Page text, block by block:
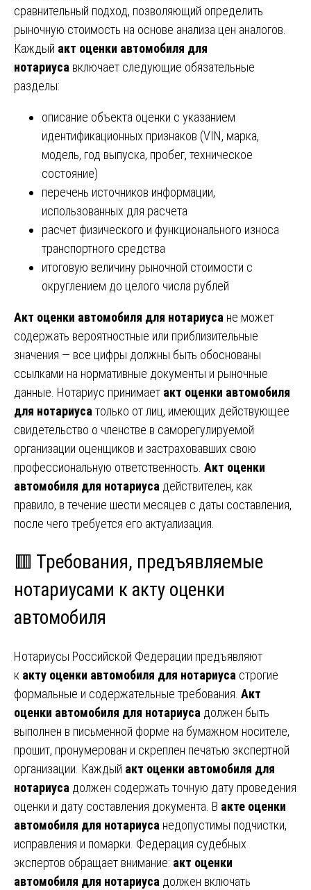
сравнительный подход, позволяющий определить
рыночную стоимость на основе анализа цен аналогов.
Каждый акт оценки автомобиля для
нотариуса включает следующие обязательные
разделы:
описание объекта оценки с указанием
идентификационных признаков (VIN, марка,
модель, год выпуска, пробег, техническое
состояние)
перечень источников информации,
использованных для расчета
расчет физического и функционального износа
транспортного средства
итоговую величину рыночной стоимости с
округлением до целого числа рублей
Акт оценки автомобиля для нотариуса не может
содержать вероятностные или приблизительные
значения — все цифры должны быть обоснованы
ссылками на нормативные документы и рыночные
данные. Нотариус принимает акт оценки автомобиля
для нотариуса только от лиц, имеющих действующее
свидетельство о членстве в саморегулируемой
организации оценщиков и застраховавших свою
профессиональную ответственность. Акт оценки
автомобиля для нотариуса действителен, как
правило, в течение шести месяцев с даты составления,
после чего требуется его актуализация.
🟥 Требования, предъявляемые
нотариусами к акту оценки
автомобиля
Нотариусы Российской Федерации предъявляют
к акту оценки автомобиля для нотариуса строгие
формальные и содержательные требования. Акт
оценки автомобиля для нотариуса должен быть
выполнен в письменной форме на бумажном носителе,
прошит, пронумерован и скреплен печатью экспертной
организации. Каждый акт оценки автомобиля для
нотариуса должен содержать точную дату проведения
оценки и дату составления документа. В акте оценки
автомобиля для нотариуса недопустимы подчистки,
исправления и помарки. Федерация судебных
экспертов обращает внимание: акт оценки
автомобиля для нотариуса должен включать